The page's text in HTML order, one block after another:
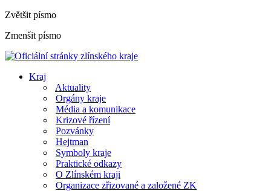
Zvětšit písmo
Zmenšit písmo
Kraj
Aktuality
Orgány kraje
Média a komunikace
Krizové řízení
Pozvánky
Hejtman
Symboly kraje
Praktické odkazy
O Zlínském kraji
Organizace zřizované a založené ZK